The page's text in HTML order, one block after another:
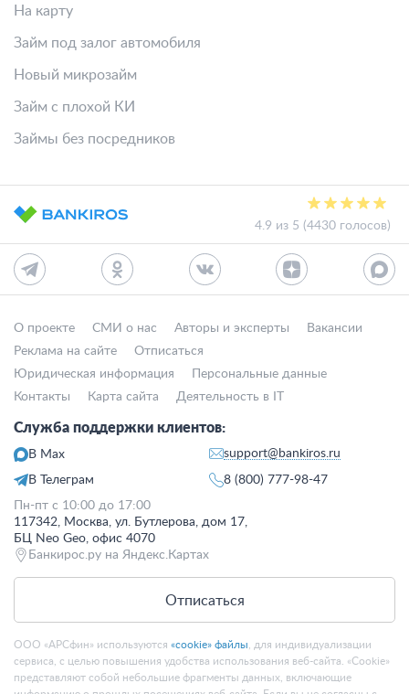
На карту
Займ под залог автомобиля
Новый микрозайм
Займ с плохой КИ
Займы без посредников
4.9 из 5 (4430 голосов)
О проекте СМИ о нас Авторы и эксперты
Вакансии
Реклама на сайте
Отписаться
Юридическая информация
Персональные данные
Контакты
Карта сайта Деятельность в IT
Служба поддержки клиентов:
В Max
В Телеграм
support@bankiros.ru
8 (800) 777-98-47
Пн-пт с 10:00 до 17:00
117342, Москва, ул. Бутлерова, дом 17,
БЦ Neo Geo, офис 4070
Банкирос.ру на Яндекс.Картах
Отписаться
ООО «АРСфин» используются «cookie» файлы , для индивидуализации
сервиса, с целью повышения удобства использования веб-сайта. «Cookie»
представляют собой небольшие фрагменты данных, включающие